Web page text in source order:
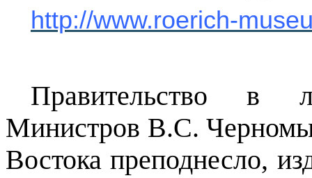
http://www.roerich-
Правительство в
Министров В.С.
Востока преподнесло,